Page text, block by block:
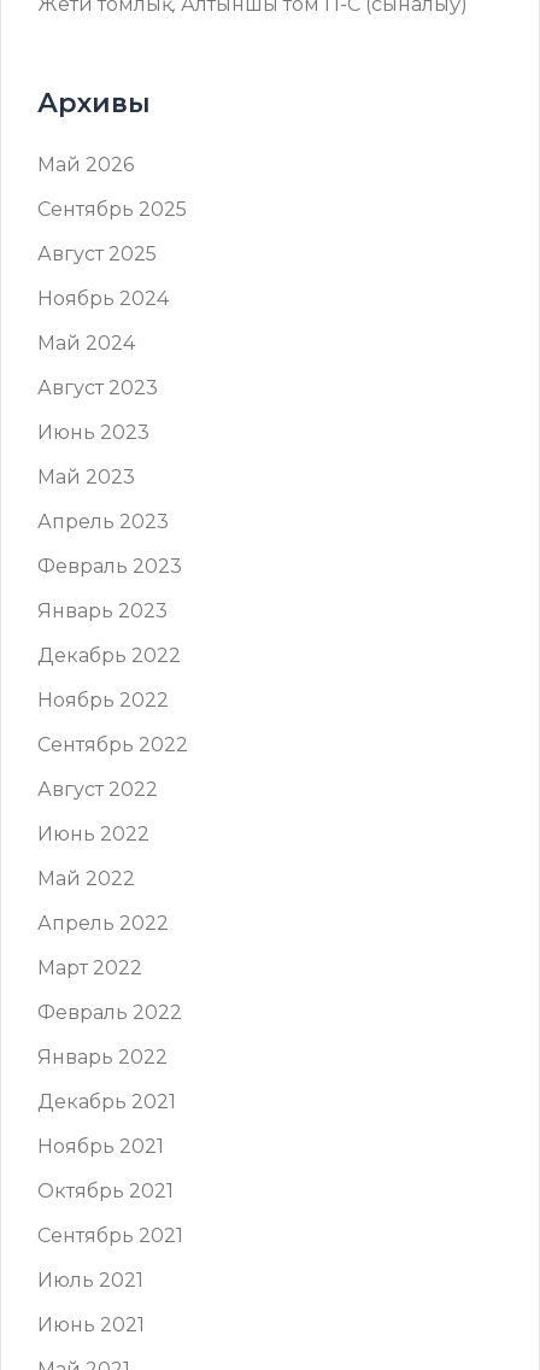
Архивы
Май 2026
Сентябрь 2025
Август 2025
Ноябрь 2024
Май 2024
Август 2023
Июнь 2023
Май 2023
Апрель 2023
Февраль 2023
Январь 2023
Декабрь 2022
Ноябрь 2022
Сентябрь 2022
Август 2022
Июнь 2022
Май 2022
Апрель 2022
Март 2022
Февраль 2022
Январь 2022
Декабрь 2021
Ноябрь 2021
Октябрь 2021
Сентябрь 2021
Июль 2021
Июнь 2021